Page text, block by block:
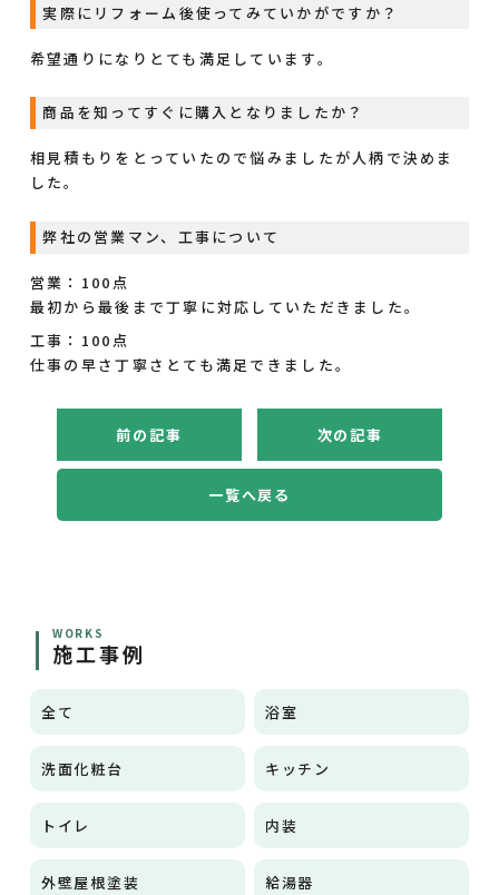
実際にリフォーム後使ってみていかがですか？
希望通りになりとても満足しています。
商品を知ってすぐに購入となりましたか？
相見積もりをとっていたので悩みましたが人柄で決めま
した。
弊社の営業マン、工事について
営業：100点
最初から最後まで丁寧に対応していただきました。
工事：100点
仕事の早さ丁寧さとても満足できました。
前の記事 次の記事
一覧へ戻る
WORKS
施工事例
全て 浴室
洗面化粧台 キッチン
トイレ 内装
外壁屋根塗装 給湯器